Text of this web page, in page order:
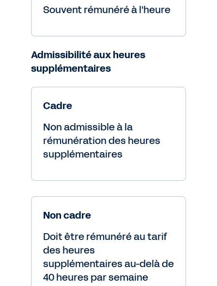
Souvent rémunéré à l'heure
Admissibilité aux heures
supplémentaires
Cadre
Non admissible à la
rémunération des heures
supplémentaires
Non cadre
Doit être rémunéré au tarif
des heures
supplémentaires au-delà de
40 heures par semaine